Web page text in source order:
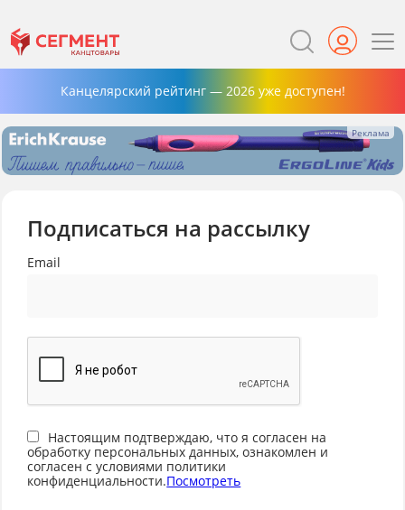
Канцелярский рейтинг — 2026 уже доступен!
Подписаться на рассылку
Email
Настоящим подтверждаю, что я согласен на
обработку персональных данных, ознакомлен и
согласен с условиями политики
конфиденциальности.Посмотреть